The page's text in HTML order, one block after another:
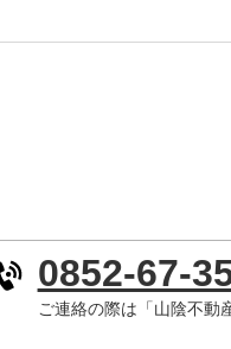
0852-67-
ご連絡の際は「山陰不動